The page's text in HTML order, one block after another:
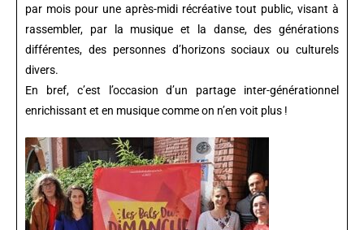
par mois pour une après-midi récréative tout public, visant à
rassembler, par la musique et la danse, des générations
différentes, des personnes d’horizons sociaux ou culturels
divers.
En bref, c’est l’occasion d’un partage inter-générationnel
enrichissant et en musique comme on n’en voit plus !